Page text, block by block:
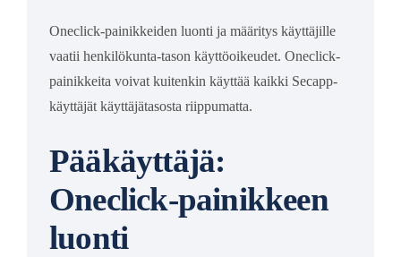
Oneclick-painikkeiden luonti ja määritys käyttäjille
vaatii henkilökunta-tason käyttöoikeudet. Oneclick-
painikkeita voivat kuitenkin käyttää kaikki Secapp-
käyttäjät käyttäjätasosta riippumatta.
Pääkäyttäjä:
Oneclick-painikkeen
luonti